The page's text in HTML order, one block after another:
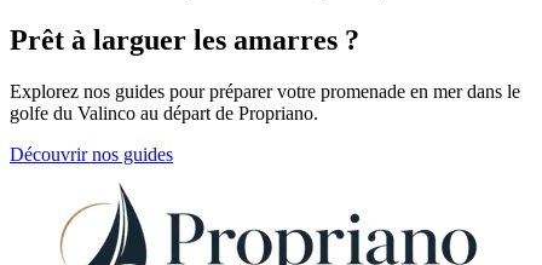
Prêt à larguer les amarres ?
Explorez nos guides pour préparer votre promenade en mer dans le
golfe du Valinco au départ de Propriano.
Découvrir nos guides